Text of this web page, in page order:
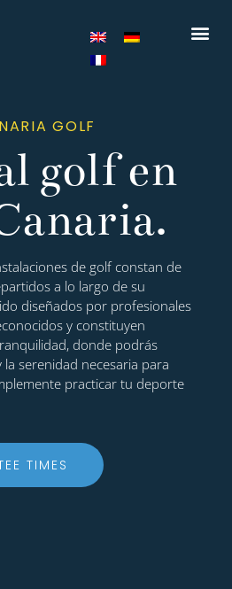
GOLF
golf en
de golf constan de
a lo largo de su
diseñados por profesionales
y constituyen
donde podrás
serenidad necesaria para
practicar tu deporte
TIMES